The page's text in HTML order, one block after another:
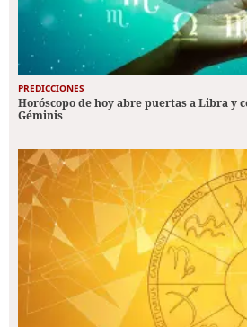
PREDICCIONES
Horóscopo de hoy abre puertas a Libra y
Géminis